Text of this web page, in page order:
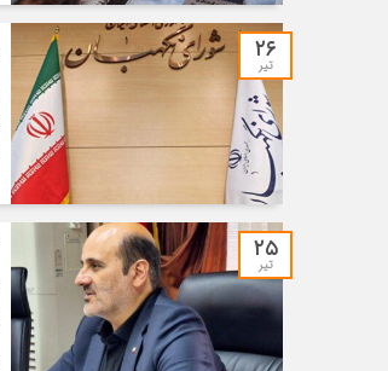
۲۶
تیر
۲۵
تیر